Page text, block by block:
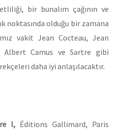
bir bunalım çağının ve
noktasında olduğu bir zamana
vakit Jean Cocteau, Jean
Albert Camus ve Sartre gibi
daha iyi anlaşılacaktır.
I, Éditions Gallimard, Paris